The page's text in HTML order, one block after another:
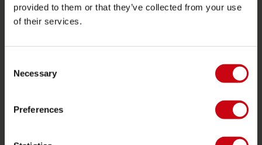
provided to them or that they’ve collected from your use
of their services.
Selection
Necessary
Preferences
Assistenza clienti
Consegna
Localizzatore di rivenditori